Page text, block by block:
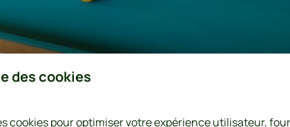
des cookies
cookies pour optimiser votre expérience utilisateur,